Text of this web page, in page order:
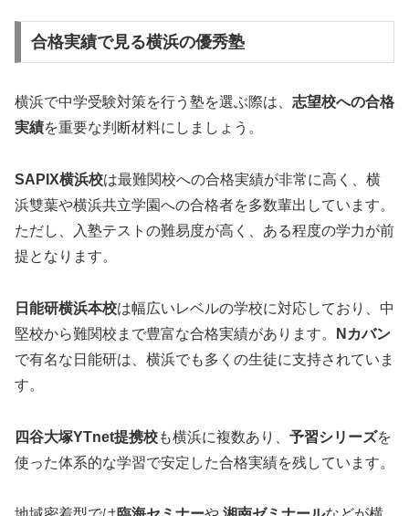
合格実績で見る横浜の優秀塾
横浜で中学受験対策を行う塾を選ぶ際は、 志望校への合格
実績を重要な判断材料にしましょう。
SAPIX横浜校は最難関校への合格実績が非常に高く、横
浜雙葉や横浜共立学園への合格者を多数輩出しています。
ただし、入塾テストの難易度が高く、ある程度の学力が前
提となります。
日能研横浜本校は幅広いレベルの学校に対応しており、中
堅校から難関校まで豊富な合格実績があります。
Nカバン
で有名な日能研は、横浜でも多くの生徒に支持されていま
す。
四谷大塚YTnet提携校も横浜に複数あり、 予習シリーズを
使った体系的な学習で安定した合格実績を残しています。